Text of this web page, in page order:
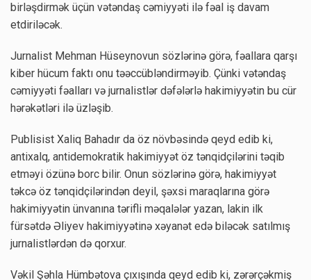
birləşdirmək üçün vətəndaş cəmiyyəti ilə fəal iş davam
etdiriləcək.
Jurnalist Mehman Hüseynovun sözlərinə görə, fəallara qarşı
kiber hücum faktı onu təəccübləndirməyib. Çünki vətəndaş
cəmiyyəti fəalları və jurnalistlər dəfələrlə hakimiyyətin bu cür
hərəkətləri ilə üzləşib.
Publisist Xaliq Bahadır da öz növbəsində qeyd edib ki,
antixalq, antidemokratik hakimiyyət öz tənqidçilərini təqib
etməyi özünə borc bilir. Onun sözlərinə görə, hakimiyyət
təkcə öz tənqidçilərindən deyil, şəxsi maraqlarına görə
hakimiyyətin ünvanına tərifli məqalələr yazan, lakin ilk
fürsətdə Əliyev hakimiyyətinə xəyanət edə biləcək satılmış
jurnalistlərdən də qorxur.
Vəkil Şəhla Hümbətova çıxışında qeyd edib ki, zərərçəkmiş